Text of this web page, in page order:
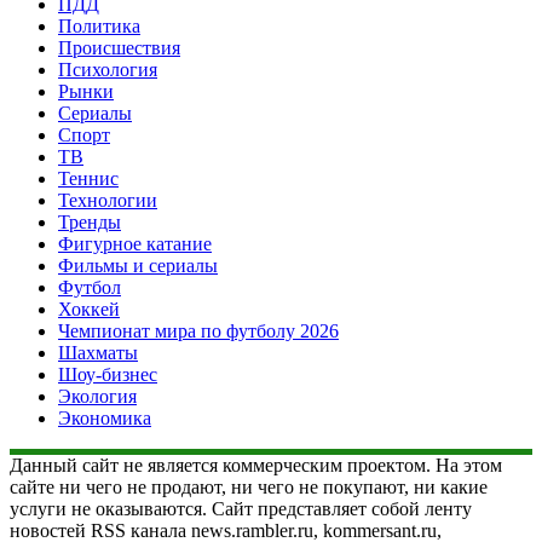
Политика
Происшествия
Психология
Рынки
Сериалы
Спорт
ТВ
Теннис
Технологии
Тренды
Фигурное катание
Фильмы и сериалы
Футбол
Хоккей
Чемпионат мира по футболу 2026
Шахматы
Шоу-бизнес
Экология
Экономика
Данный сайт не является коммерческим проектом. На этом
сайте ни чего не продают, ни чего не покупают, ни какие
услуги не оказываются. Сайт представляет собой ленту
новостей RSS канала news.rambler.ru, kommersant.ru,